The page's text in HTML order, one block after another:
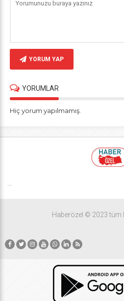
YORUM YAP
YORUMLAR
Hiç yorum yapılmamış.
Haberözel © 2023 tüm